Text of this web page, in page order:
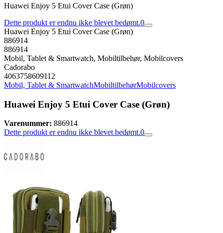
Huawei Enjoy 5 Etui Cover Case (Grøn)
Dette produkt er endnu ikke blevet bedømt.0
Huawei Enjoy 5 Etui Cover Case (Grøn)
886914
886914
Mobil, Tablet & Smartwatch, Mobiltilbehør, Mobilcovers
Cadorabo
4063758609112
Mobil, Tablet & SmartwatchMobiltilbehørMobilcovers
Huawei Enjoy 5 Etui Cover Case (Grøn)
Varenummer: 886914
Dette produkt er endnu ikke blevet bedømt.0